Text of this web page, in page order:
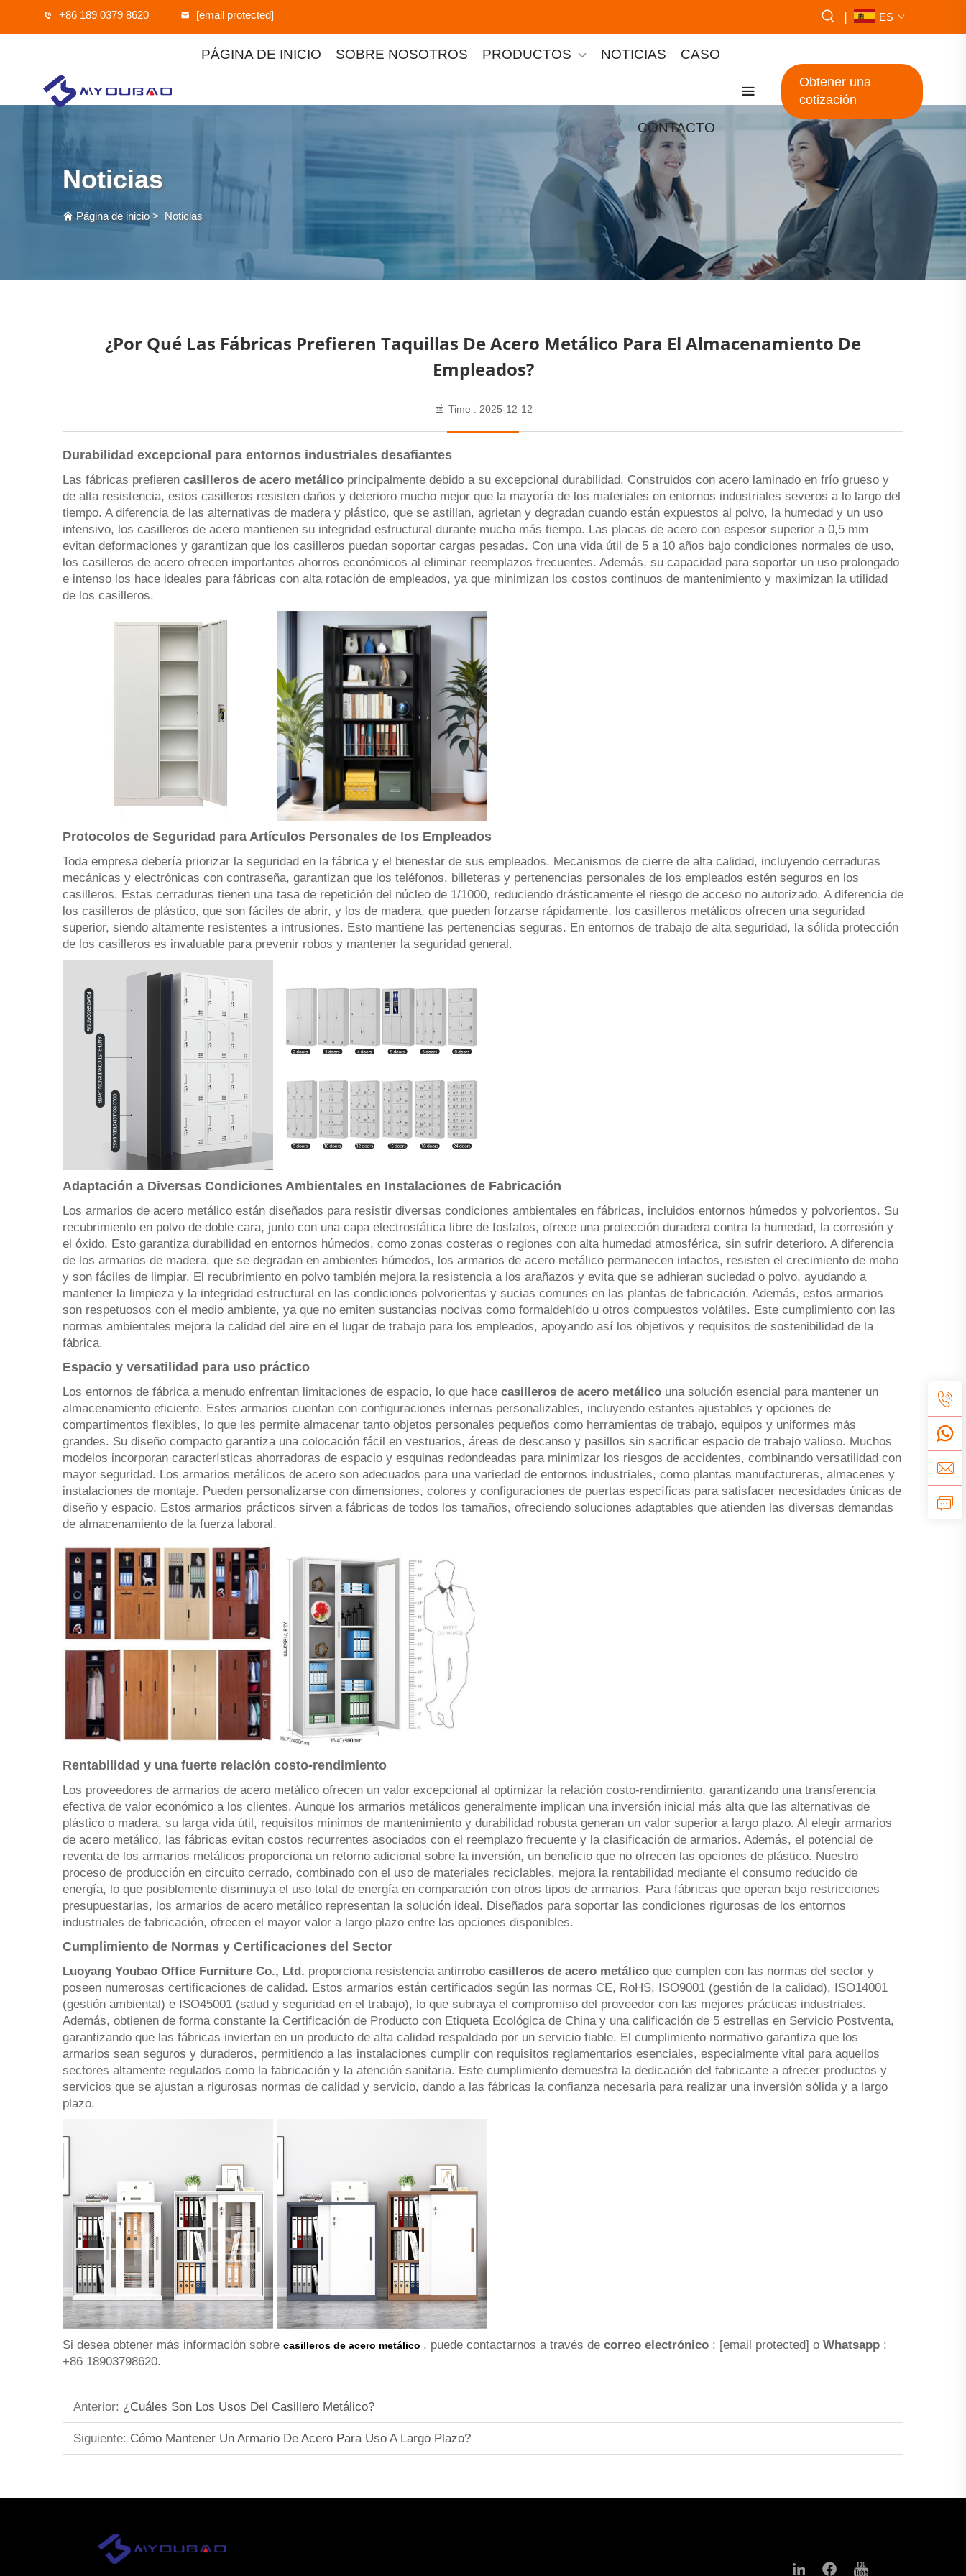
+86 189 0379 8620 [email protected] ES
PÁGINA DE INICIO SOBRE NOSOTROS PRODUCTOS NOTICIAS CASO
CONTACTO
Obtener una
cotización
Noticias
Página de inicio > Noticias
¿Por Qué Las Fábricas Prefieren Taquillas De Acero Metálico Para El Almacenamiento De
Empleados?
Time : 2025-12-12
Durabilidad excepcional para entornos industriales desafiantes
Las fábricas prefieren casilleros de acero metálico principalmente debido a su excepcional durabilidad. Construidos con acero laminado en frío grueso y
de alta resistencia, estos casilleros resisten daños y deterioro mucho mejor que la mayoría de los materiales en entornos industriales severos a lo largo del
tiempo. A diferencia de las alternativas de madera y plástico, que se astillan, agrietan y degradan cuando están expuestos al polvo, la humedad y un uso
intensivo, los casilleros de acero mantienen su integridad estructural durante mucho más tiempo. Las placas de acero con espesor superior a 0,5 mm
evitan deformaciones y garantizan que los casilleros puedan soportar cargas pesadas. Con una vida útil de 5 a 10 años bajo condiciones normales de uso,
los casilleros de acero ofrecen importantes ahorros económicos al eliminar reemplazos frecuentes. Además, su capacidad para soportar un uso prolongado
e intenso los hace ideales para fábricas con alta rotación de empleados, ya que minimizan los costos continuos de mantenimiento y maximizan la utilidad
de los casilleros.
Protocolos de Seguridad para Artículos Personales de los Empleados
Toda empresa debería priorizar la seguridad en la fábrica y el bienestar de sus empleados. Mecanismos de cierre de alta calidad, incluyendo cerraduras
mecánicas y electrónicas con contraseña, garantizan que los teléfonos, billeteras y pertenencias personales de los empleados estén seguros en los
casilleros. Estas cerraduras tienen una tasa de repetición del núcleo de 1/1000, reduciendo drásticamente el riesgo de acceso no autorizado. A diferencia de
los casilleros de plástico, que son fáciles de abrir, y los de madera, que pueden forzarse rápidamente, los casilleros metálicos ofrecen una seguridad
superior, siendo altamente resistentes a intrusiones. Esto mantiene las pertenencias seguras. En entornos de trabajo de alta seguridad, la sólida protección
de los casilleros es invaluable para prevenir robos y mantener la seguridad general.
Adaptación a Diversas Condiciones Ambientales en Instalaciones de Fabricación
Los armarios de acero metálico están diseñados para resistir diversas condiciones ambientales en fábricas, incluidos entornos húmedos y polvorientos. Su
recubrimiento en polvo de doble cara, junto con una capa electrostática libre de fosfatos, ofrece una protección duradera contra la humedad, la corrosión y
el óxido. Esto garantiza durabilidad en entornos húmedos, como zonas costeras o regiones con alta humedad atmosférica, sin sufrir deterioro. A diferencia
de los armarios de madera, que se degradan en ambientes húmedos, los armarios de acero metálico permanecen intactos, resisten el crecimiento de moho
y son fáciles de limpiar. El recubrimiento en polvo también mejora la resistencia a los arañazos y evita que se adhieran suciedad o polvo, ayudando a
mantener la limpieza y la integridad estructural en las condiciones polvorientas y sucias comunes en las plantas de fabricación. Además, estos armarios
son respetuosos con el medio ambiente, ya que no emiten sustancias nocivas como formaldehído u otros compuestos volátiles. Este cumplimiento con las
normas ambientales mejora la calidad del aire en el lugar de trabajo para los empleados, apoyando así los objetivos y requisitos de sostenibilidad de la
fábrica.
Espacio y versatilidad para uso práctico
Los entornos de fábrica a menudo enfrentan limitaciones de espacio, lo que hace casilleros de acero metálico una solución esencial para mantener un
almacenamiento eficiente. Estes armarios cuentan con configuraciones internas personalizables, incluyendo estantes ajustables y opciones de
compartimentos flexibles, lo que les permite almacenar tanto objetos personales pequeños como herramientas de trabajo, equipos y uniformes más
grandes. Su diseño compacto garantiza una colocación fácil en vestuarios, áreas de descanso y pasillos sin sacrificar espacio de trabajo valioso. Muchos
modelos incorporan características ahorradoras de espacio y esquinas redondeadas para minimizar los riesgos de accidentes, combinando versatilidad con
mayor seguridad. Los armarios metálicos de acero son adecuados para una variedad de entornos industriales, como plantas manufactureras, almacenes y
instalaciones de montaje. Pueden personalizarse con dimensiones, colores y configuraciones de puertas específicas para satisfacer necesidades únicas de
diseño y espacio. Estos armarios prácticos sirven a fábricas de todos los tamaños, ofreciendo soluciones adaptables que atienden las diversas demandas
de almacenamiento de la fuerza laboral.
Rentabilidad y una fuerte relación costo-rendimiento
Los proveedores de armarios de acero metálico ofrecen un valor excepcional al optimizar la relación costo-rendimiento, garantizando una transferencia
efectiva de valor económico a los clientes. Aunque los armarios metálicos generalmente implican una inversión inicial más alta que las alternativas de
plástico o madera, su larga vida útil, requisitos mínimos de mantenimiento y durabilidad robusta generan un valor superior a largo plazo. Al elegir armarios
de acero metálico, las fábricas evitan costos recurrentes asociados con el reemplazo frecuente y la clasificación de armarios. Además, el potencial de
reventa de los armarios metálicos proporciona un retorno adicional sobre la inversión, un beneficio que no ofrecen las opciones de plástico. Nuestro
proceso de producción en circuito cerrado, combinado con el uso de materiales reciclables, mejora la rentabilidad mediante el consumo reducido de
energía, lo que posiblemente disminuya el uso total de energía en comparación con otros tipos de armarios. Para fábricas que operan bajo restricciones
presupuestarias, los armarios de acero metálico representan la solución ideal. Diseñados para soportar las condiciones rigurosas de los entornos
industriales de fabricación, ofrecen el mayor valor a largo plazo entre las opciones disponibles.
Cumplimiento de Normas y Certificaciones del Sector
Luoyang Youbao Office Furniture Co., Ltd. proporciona resistencia antirrobo casilleros de acero metálico que cumplen con las normas del sector y
poseen numerosas certificaciones de calidad. Estos armarios están certificados según las normas CE, RoHS, ISO9001 (gestión de la calidad), ISO14001
(gestión ambiental) e ISO45001 (salud y seguridad en el trabajo), lo que subraya el compromiso del proveedor con las mejores prácticas industriales.
Además, obtienen de forma constante la Certificación de Producto con Etiqueta Ecológica de China y una calificación de 5 estrellas en Servicio Postventa,
garantizando que las fábricas inviertan en un producto de alta calidad respaldado por un servicio fiable. El cumplimiento normativo garantiza que los
armarios sean seguros y duraderos, permitiendo a las instalaciones cumplir con requisitos reglamentarios esenciales, especialmente vital para aquellos
sectores altamente regulados como la fabricación y la atención sanitaria. Este cumplimiento demuestra la dedicación del fabricante a ofrecer productos y
servicios que se ajustan a rigurosas normas de calidad y servicio, dando a las fábricas la confianza necesaria para realizar una inversión sólida y a largo
plazo.
Si desea obtener más información sobre casilleros de acero metálico , puede contactarnos a través de correo electrónico : [email protected] o Whatsapp :
+86 18903798620.
Anterior: ¿Cuáles Son Los Usos Del Casillero Metálico?
Siguiente: Cómo Mantener Un Armario De Acero Para Uso A Largo Plazo?